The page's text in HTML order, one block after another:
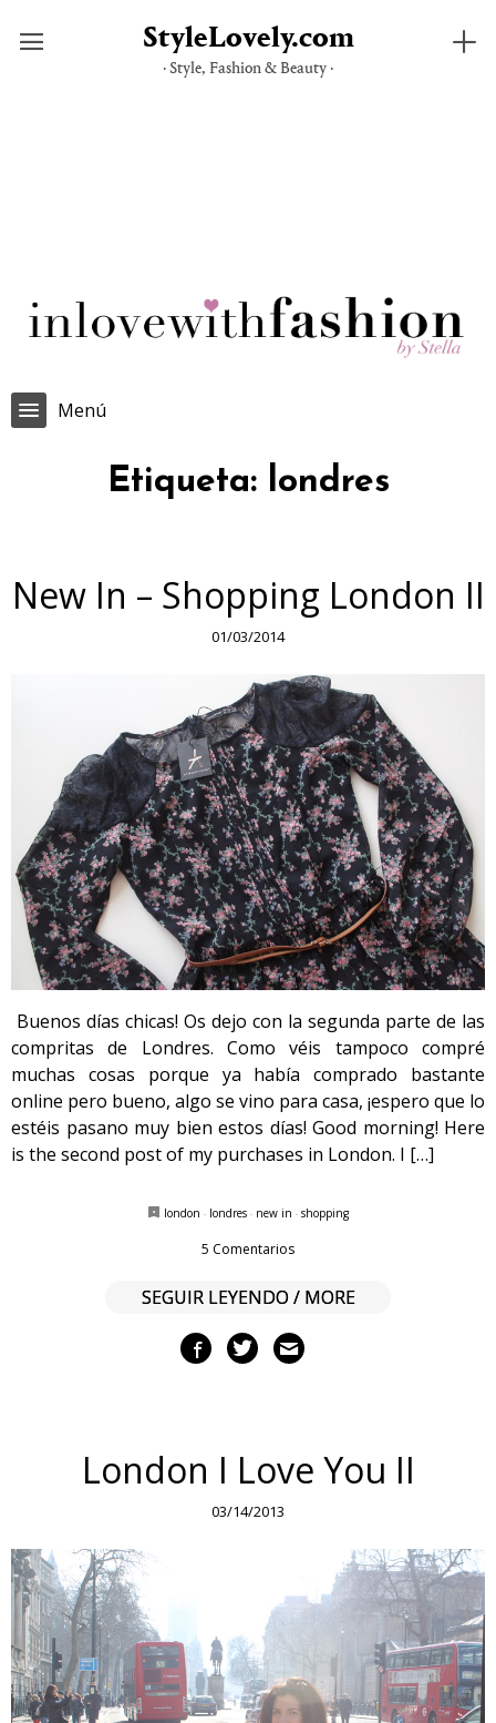
StyleLovely.com
· Style, Fashion & Beauty ·
Menú
Etiqueta: londres
New In – Shopping London II
01/03/2014
Buenos días chicas! Os dejo con la segunda parte de las
compritas de Londres. Como véis tampoco compré
muchas cosas porque ya había comprado bastante
online pero bueno, algo se vino para casa, ¡espero que lo
estéis pasano muy bien estos días! Good morning! Here
is the second post of my purchases in London. I […]
london · londres · new in · shopping
5 Comentarios
SEGUIR LEYENDO / MORE
London I Love You II
03/14/2013